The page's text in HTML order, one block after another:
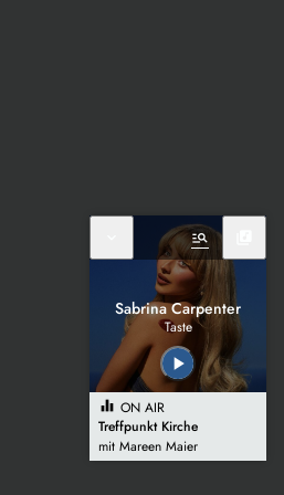
manage_search
Sabrina Carpenter
Taste
play_arrow
equalizer ON AIR
Treffpunkt Kirche
mit Mareen Maier